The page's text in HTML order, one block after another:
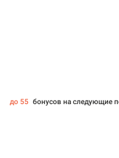
до 55 бонусов на следующие